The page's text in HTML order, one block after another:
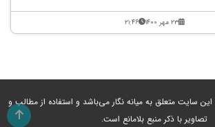
۲۳ مهر ۱۴۰۰ ۲۱:۴۶
سایت متعلق به میانه نگار می‌باشد و استفاده از مطالب و
تصاویر با ذکر منبع بلامانع است.